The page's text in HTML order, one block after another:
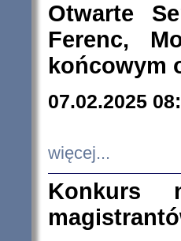
Otwarte
Ferenc,
końcowym
07.02.2025
więcej...
Konkurs